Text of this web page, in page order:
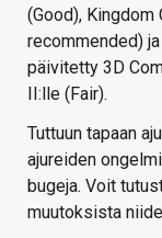
(Good),
recommended)
päivitetty 3D
II:lle (Fair).
Tuttuun tapaan
ajureiden
bugeja. Voit
muutoksista